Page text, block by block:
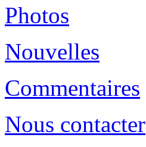
Photos
Nouvelles
Commentaires
Nous contacter